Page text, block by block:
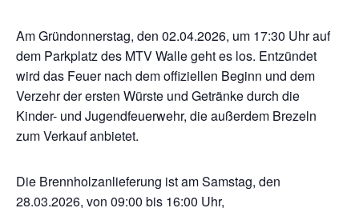
Am Gründonnerstag, den 02.04.2026, um 17:30 Uhr auf
dem Parkplatz des MTV Walle geht es los. Entzündet
wird das Feuer nach dem offiziellen Beginn und dem
Verzehr der ersten Würste und Getränke durch die
Kinder- und Jugendfeuerwehr, die außerdem Brezeln
zum Verkauf anbietet.
Die Brennholzanlieferung ist am Samstag, den
28.03.2026, von 09:00 bis 16:00 Uhr,